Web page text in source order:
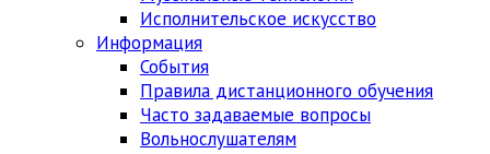
Исполнительское искусство
Информация
События
Правила дистанционного обучения
Часто задаваемые вопросы
Вольнослушателям